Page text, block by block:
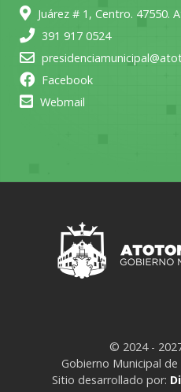
Juárez # 1, Centro. 47550.
391 917 0524
Facebook
Webmail
© 2024 -
Gobierno Municipal
Sitio desarrollado por: